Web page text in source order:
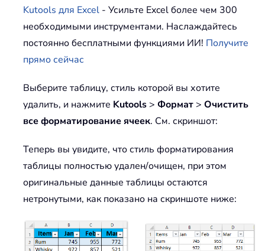
Kutools для Excel - Усильте Excel более чем 300
необходимыми инструментами. Наслаждайтесь
постоянно бесплатными функциями ИИ! Получите
прямо сейчас
Выберите таблицу, стиль которой вы хотите
удалить, и нажмите Kutools > Формат > Очистить
все форматирование ячеек. См. скриншот:
Теперь вы увидите, что стиль форматирования
таблицы полностью удален/очищен, при этом
оригинальные данные таблицы остаются
нетронутыми, как показано на скриншоте ниже: